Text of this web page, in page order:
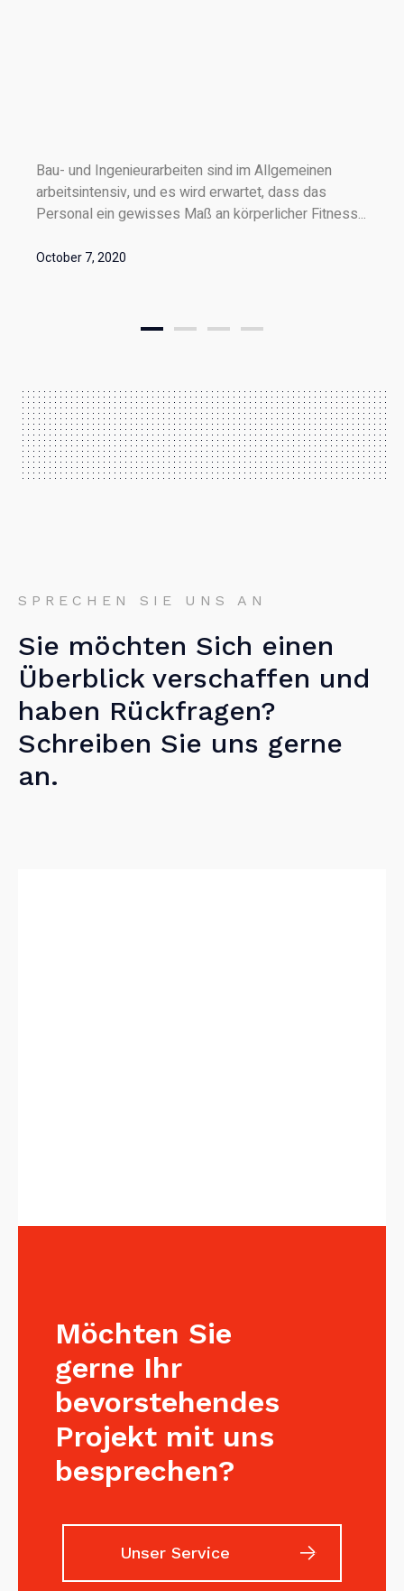
Bau- und Ingenieurarbeiten sind im Allgemeinen
arbeitsintensiv, und es wird erwartet, dass das
Personal ein gewisses Maß an körperlicher Fitness...
October 7, 2020
SPRECHEN SIE UNS AN
Sie möchten Sich einen
Überblick verschaffen und
haben Rückfragen?
Schreiben Sie uns gerne
an.
Möchten Sie
gerne Ihr
bevorstehendes
Projekt mit uns
besprechen?
Unser Service